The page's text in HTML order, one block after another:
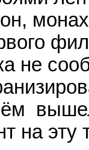
не
на эту